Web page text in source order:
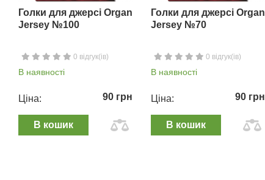
Голки для джерсі Organ
Jersey №100
0 відгук(ів)
В наявності
Ціна: 90 грн
В кошик
Голки для джерсі Organ
Jersey №70
0 відгук(ів)
В наявності
Ціна: 90 грн
В кошик